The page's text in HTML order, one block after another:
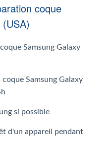
coque
Samsung Galaxy
Samsung Galaxy
si possible
d'un appareil pendant